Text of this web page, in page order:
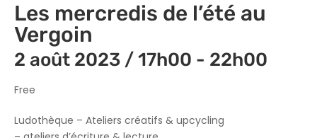
Les mercredis de l’été au
Vergoin
2 août 2023 / 17h00 - 22h00
Free
Ludothèque – Ateliers créatifs & upcycling